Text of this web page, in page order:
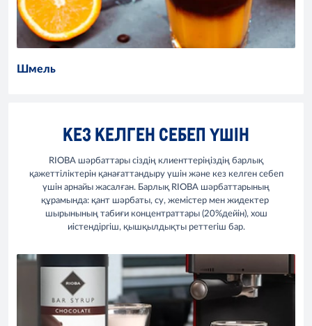
Шмель
КЕЗ КЕЛГЕН СЕБЕП ҮШІН
RIOBA шәрбаттары сіздің клиенттеріңіздің барлық
қажеттіліктерін қанағаттандыру үшін және кез келген себеп
үшін арнайы жасалған. Барлық RIOBA шәрбаттарының
құрамында: қант шәрбаты, су, жемістер мен жидектер
шырынының табиғи концентраттары (20%дейін), хош
иістендіргіш, қышқылдықты реттегіш бар.